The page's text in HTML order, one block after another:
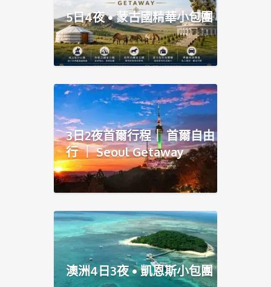
5日4夜 • 蒙古國精華小包團
3日2夜首爾行程｜ 首爾自由
行 ｜ Seoul Getaway
澳洲4日3夜 • 凱恩斯小包團